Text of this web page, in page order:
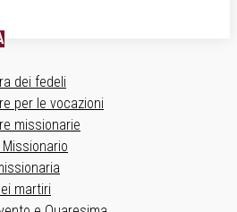
dei fedeli
per le vocazioni
missionarie
martiri